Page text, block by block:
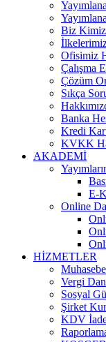
Biz
Ofisimiz
Çalışma
Çözüm
Sıkça
Banka
Kredi
KVKK
AKADEMİ
E-
Online
HİZMETLER
Vergi
Sosyal
Şirket
KDV İade